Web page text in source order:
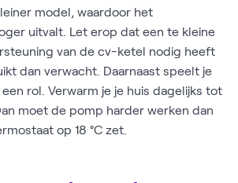
model, waardoor het
uitvalt. Let erop dat een te kleine
van de cv-ketel nodig heeft
dan verwacht. Daarnaast speelt je
een rol. Verwarm je je huis dagelijks tot
moet de pomp harder werken dan
op 18 °C zet.